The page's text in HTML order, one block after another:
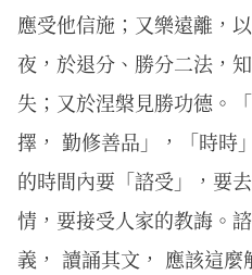
應受他信施；又樂遠離，
夜，於退分、勝分二法，
失；又於涅槃見勝功德。
擇， 勤修善品」，「時時
的時間內要「諮受」，要
情，要接受人家的教誨。
義， 讀誦其文， 應該這